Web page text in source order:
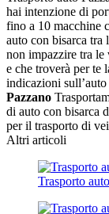
hai intenzione di
fino a 10 macchine
auto con bisarca tra
non impazzire tra le
e che troverà per te
indicazioni
Pazzano
di auto con bisarca
per il trasporto di
Altri articoli
Trasporto